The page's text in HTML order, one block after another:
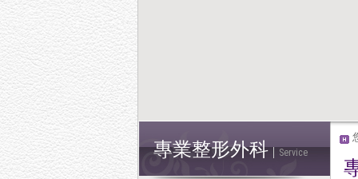
專業整形外科 Service